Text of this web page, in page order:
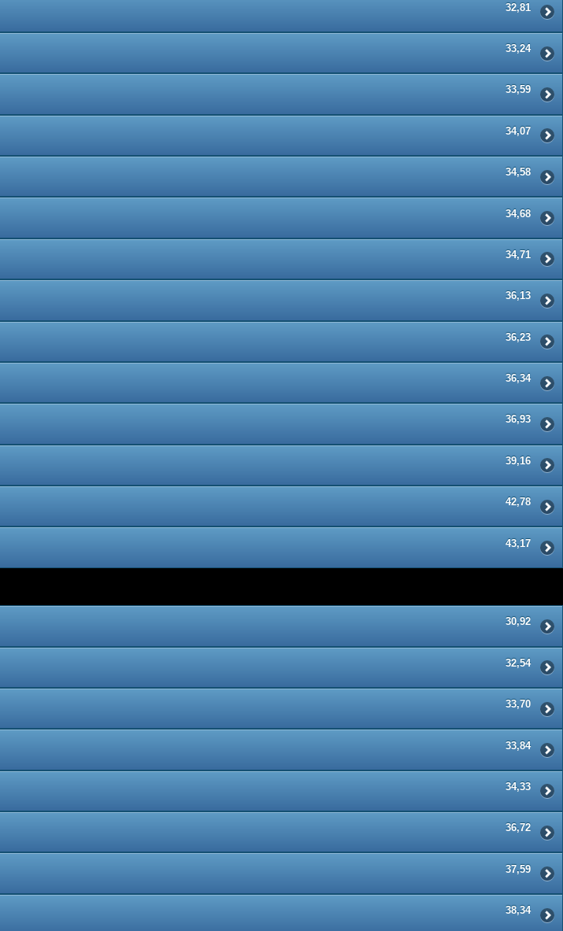
32,81
33,24
33,59
34,07
34,58
34,68
34,71
36,13
36,23
36,34
36,93
39,16
42,78
43,17
30,92
32,54
33,70
33,84
34,33
36,72
37,59
38,34